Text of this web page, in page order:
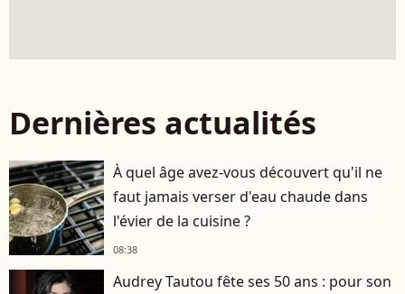
Dernières actualités
À quel âge avez-vous découvert qu'il ne
faut jamais verser d'eau chaude dans
l'évier de la cuisine ?
08:38
Audrey Tautou fête ses 50 ans : pour son